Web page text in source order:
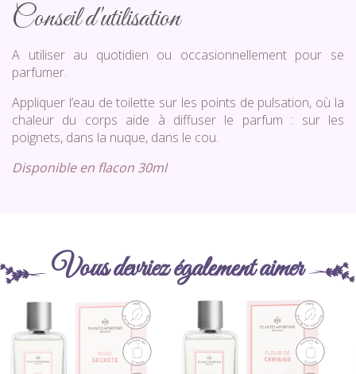
Conseil d'utilisation
A utiliser au quotidien ou occasionnellement pour se
parfumer.
Appliquer l’eau de toilette sur les points de pulsation, où la
chaleur du corps aide à diffuser le parfum : sur les
poignets, dans la nuque, dans le cou.
Disponible en flacon 30ml
Vous devriez également aimer